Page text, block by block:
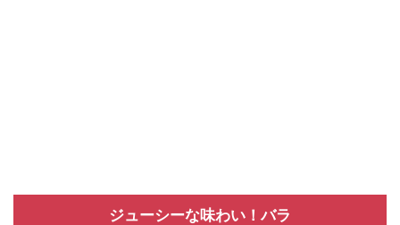
ジューシーな味わい！バラ